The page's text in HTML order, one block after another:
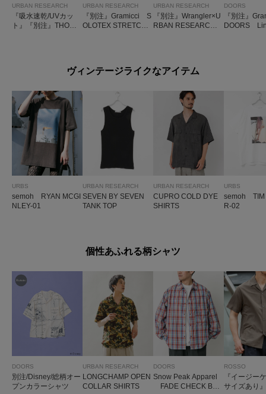
URBAN RESEARCH
『吸水速乾/UVカッ
ト』『別注』THOUS
URBAN RESEARCH
『別注』Gramicci S
OLOTEX STRETCH
URBAN RESEARCH
『別注』Wrangler×U
RBAN RESEARCH
DOORS
『別注』
DOORS
ヴィンテージライクなアイテム
URBS
semoh RYAN MCGI
NLEY-01
URBAN RESEARCH
SEVEN BY SEVEN
TANK TOP
URBAN RESEARCH
CUPRO COLD DYE
SHIRTS
URBS
semoh TIM
R-02
個性あふれる柄シャツ
DOORS
別注/Disney/総柄オー
プンカラーシャツ
URBAN RESEARCH
LONGCHAMP OPEN
COLLAR SHIRTS
DOORS
Snow Peak Apparel
FADE CHECK BR
ROSSO
『イージー
サイズあり